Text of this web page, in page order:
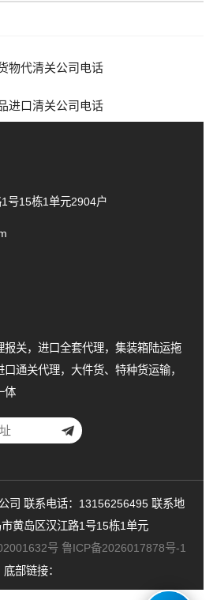
物代清关公司电话
进口清关公司电话
号15栋1单元2904户
关，进口全套代理，集装箱陆运拖
通关代理，大件货、特种货运输，
体
司 联系电话：13156256495 联系地
黄岛区汉江路1号15栋1单元
号 鲁ICP备2026017878号-1
底部链接：